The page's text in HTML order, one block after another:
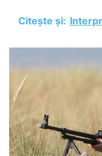
Citește și: